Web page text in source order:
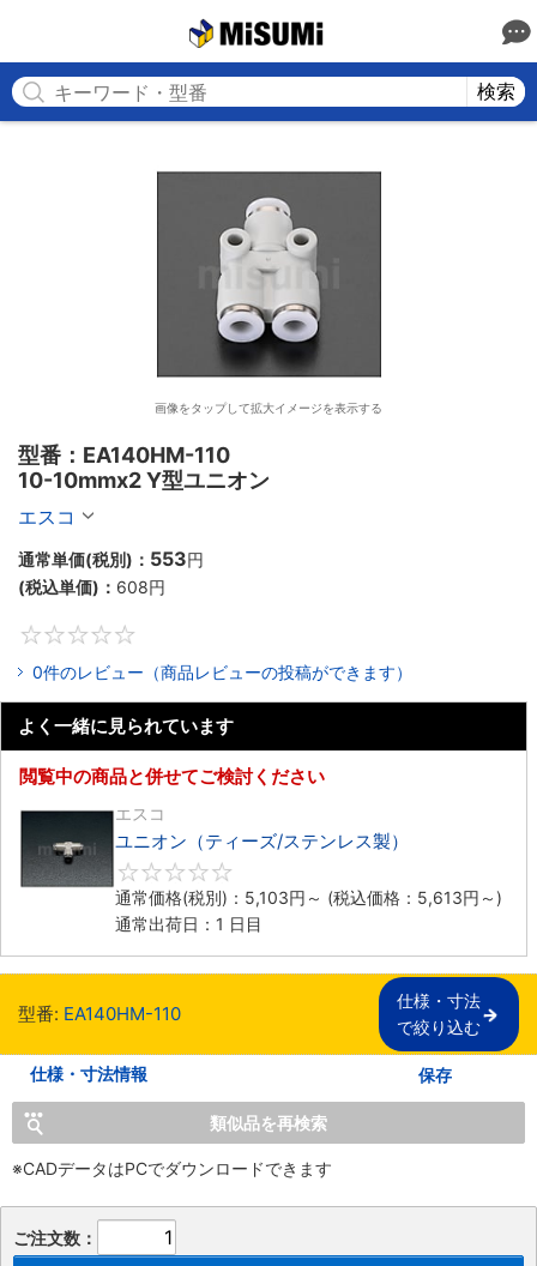
検索
画像をタップして拡大イメージを表示する
型番：EA140HM-110
10-10mmx2 Y型ユニオン
エスコ
通常単価(税別)： 553円
(税込単価)： 608円
0件のレビュー（商品レビューの投稿ができます）
よく一緒に見られています
閲覧中の商品と併せてご検討ください
エスコ
ユニオン（ティーズ/ステンレス製）
通常価格(税別)： 5,103円 ～ (税込価格： 5,613円 ～)
通常出荷日：1 日目
型番: EA140HM-110
仕様・寸法
で絞り込む
仕様・寸法情報 保存
類似品を再検索
※CADデータはPCでダウンロードできます
ご注文数：